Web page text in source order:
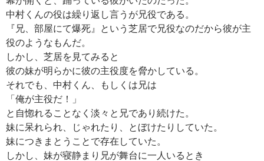
中村くんの役は繰り返し言うが兄役である。
『兄、部屋にて爆死』という芝居で兄役なのだから彼が主
役のようなもんだ。
しかし、芝居を見てみると
彼の妹が明らかに彼の主役度を脅かしている。
それでも、中村くん、もしくは兄は
「俺が主役だ！」
と自惚れることなく淡々と兄であり続けた。
妹に呆れられ、じゃれたり、とぼけたりしていた。
妹につきまとうことで存在していた。
しかし、妹が寝静まり兄が舞台に一人いるとき